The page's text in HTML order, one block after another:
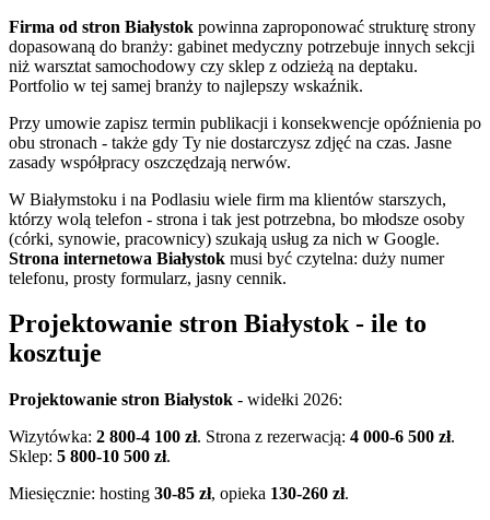
Firma od stron Białystok powinna zaproponować strukturę strony
dopasowaną do branży: gabinet medyczny potrzebuje innych sekcji
niż warsztat samochodowy czy sklep z odzieżą na deptaku.
Portfolio w tej samej branży to najlepszy wskaźnik.
Przy umowie zapisz termin publikacji i konsekwencje opóźnienia po
obu stronach - także gdy Ty nie dostarczysz zdjęć na czas. Jasne
zasady współpracy oszczędzają nerwów.
W Białymstoku i na Podlasiu wiele firm ma klientów starszych,
którzy wolą telefon - strona i tak jest potrzebna, bo młodsze osoby
(córki, synowie, pracownicy) szukają usług za nich w Google.
Strona internetowa Białystok musi być czytelna: duży numer
telefonu, prosty formularz, jasny cennik.
Projektowanie stron Białystok - ile to
kosztuje
Projektowanie stron Białystok - widełki 2026:
Wizytówka: 2 800-4 100 zł. Strona z rezerwacją: 4 000-6 500 zł.
Sklep: 5 800-10 500 zł.
Miesięcznie: hosting 30-85 zł, opieka 130-260 zł.